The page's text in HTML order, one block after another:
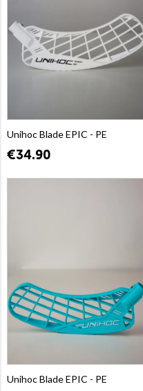
Unihoc Blade EPIC - PE
€34.90
Unihoc Blade EPIC - PE